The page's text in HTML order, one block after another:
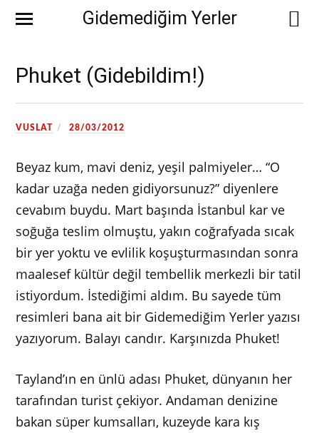
Gidemediğim Yerler
Phuket (Gidebildim!)
VUSLAT 28/03/2012
Beyaz kum, mavi deniz, yeşil palmiyeler… “O
kadar uzağa neden gidiyorsunuz?” diyenlere
cevabım buydu. Mart başında İstanbul kar ve
soğuğa teslim olmuştu, yakın coğrafyada sıcak
bir yer yoktu ve evlilik koşuşturmasından sonra
maalesef kültür değil tembellik merkezli bir tatil
istiyordum. İstediğimi aldım. Bu sayede tüm
resimleri bana ait bir Gidemediğim Yerler yazısı
yazıyorum. Balayı candır. Karşınızda Phuket!
Tayland’ın en ünlü adası Phuket, dünyanın her
tarafından turist çekiyor. Andaman denizine
bakan süper kumsalları, kuzeyde kara kış